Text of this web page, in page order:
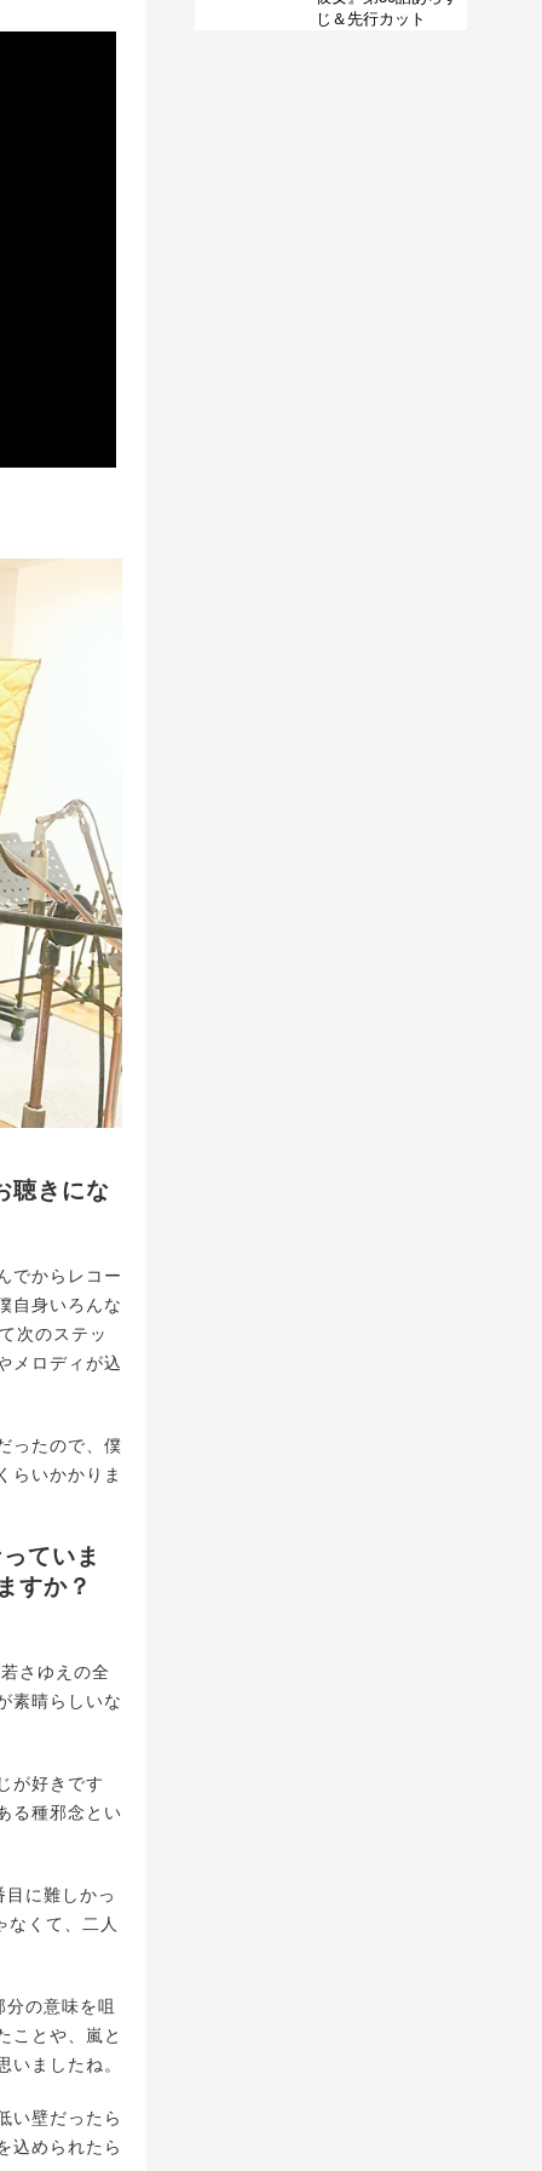
聴きにな
でからレコー
自身いろんな
次のステッ
メロディが込
ったので、僕
らいかかりま
ていま
すか？
さゆえの全
素晴らしいな
が好きです
る種邪念とい
に難しかっ
くて、二人
の意味を咀
ことや、嵐と
ましたね。
い壁だったら
込められたら
じ＆先行カット